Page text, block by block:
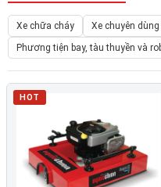
Xe chữa cháy
Xe chuyên dùng
Phương tiện bay, tàu thuyền và
HOT